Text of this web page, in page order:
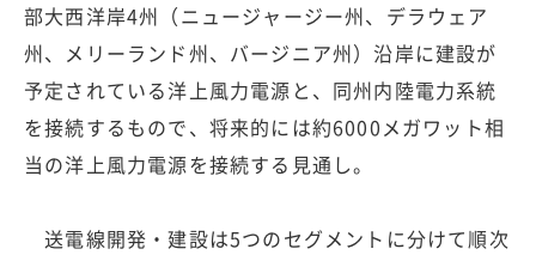
部大西洋岸4州（ニュージャージー州、デラウェア
州、メリーランド州、バージニア州）沿岸に建設が
予定されている洋上風力電源と、同州内陸電力系統
を接続するもので、将来的には約6000メガワット相
当の洋上風力電源を接続する見通し。
送電線開発・建設は5つのセグメントに分けて順次